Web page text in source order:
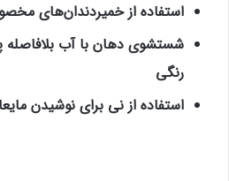
استفاده از خمیردندان‌های
شستشوی دهان با آب
رنگی
استفاده از نی برای نوشیدن